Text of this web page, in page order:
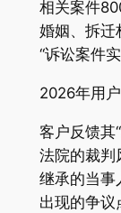
相关案件
婚姻、拆迁
“诉讼案件
2026年用
客户反馈其
法院的裁判
继承的当事
出现的争议